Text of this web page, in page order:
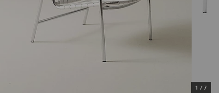
1 / 7